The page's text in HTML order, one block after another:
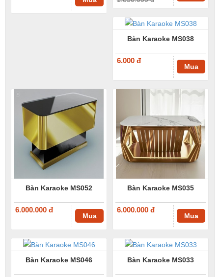
Bàn Karaoke MS038
6.000 đ
Mua
Bàn Karaoke MS052
6.000.000 đ
Mua
Bàn Karaoke MS035
6.000.000 đ
Mua
Bàn Karaoke MS046 Bàn Karaoke MS033